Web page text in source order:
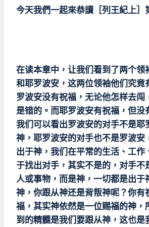
今天我們一起來恭讀［列王紀上］
在读本章中，让我们看到了两个
和耶罗波安，这两位领袖他们究竟
罗波安没有祝福，无论他怎样去闯
是错的。而耶罗波安有祝福，但没
我们可以看出罗波安的对手不是耶
神，耶罗波安的对手也不是罗波安
出于神，我们在平常的生活、工作
于找出对手，其实不是的，对手不
人或事物，而是神，一切都是出于
神，你跟从神还是背叛神呢？你有
福，其实神依然是一位赐福的神，
到的精髓是我们要跟从神，这也是